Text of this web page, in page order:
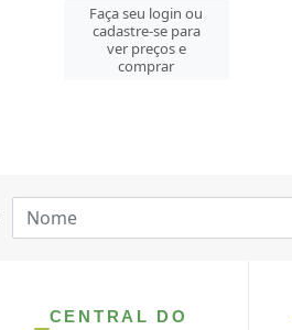
Faça seu login ou
cadastre-se para
ver preços e
comprar
CENTRAL DO